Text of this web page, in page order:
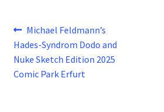
Beitragsnavigation
Vorheriger
Beitrag:
Michael Feldmann’s
Hades-Syndrom Dodo and
Nuke Sketch Edition 2025
Comic Park Erfurt